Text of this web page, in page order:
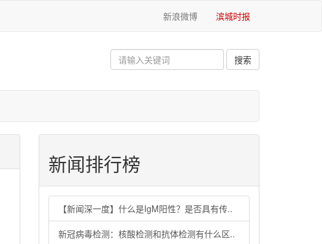
新浪微博 滨城时报
新闻排行榜
【新闻深一度】什么是IgM阳性？是否具有传..
新冠病毒检测：核酸检测和抗体检测有什么区..